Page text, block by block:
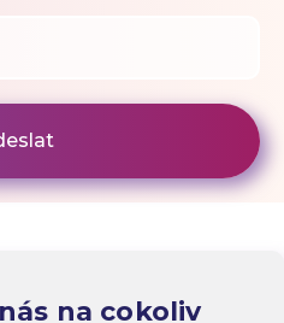
na cokoliv